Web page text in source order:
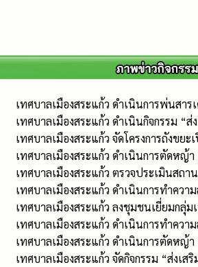
เทศบาลเมืองสระแก้ว ดำเนินการพ่นสา
เทศบาลเมืองสระแก้ว ดำเนินกิจกรรม “
เทศบาลเมืองสระแก้ว จัดโครงการถังขยะ
เทศบาลเมืองสระแก้ว ดำเนินการตัดหญ้า
เทศบาลเมืองสระแก้ว ตรวจประเมินสถ
เทศบาลเมืองสระแก้ว ดำเนินการทำควา
เทศบาลเมืองสระแก้ว ลงชุมชนเยี่ยมกลุ่ม
เทศบาลเมืองสระแก้ว ดำเนินการทำควา
เทศบาลเมืองสระแก้ว ดำเนินการตัดหญ้า
เทศบาลเมืองสระแก้ว จัดกิจกรรม “ส่งเ